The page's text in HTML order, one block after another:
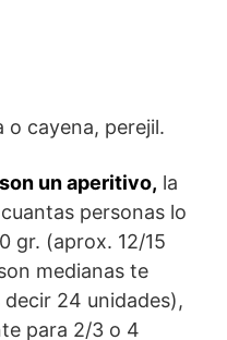
o cayena, perejil.
un aperitivo, la
personas lo
gr. (aprox. 12/15
medianas te
24 unidades),
para 2/3 o 4